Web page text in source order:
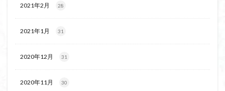
2021年2月 28
2021年1月 31
2020年12月 31
2020年11月 30